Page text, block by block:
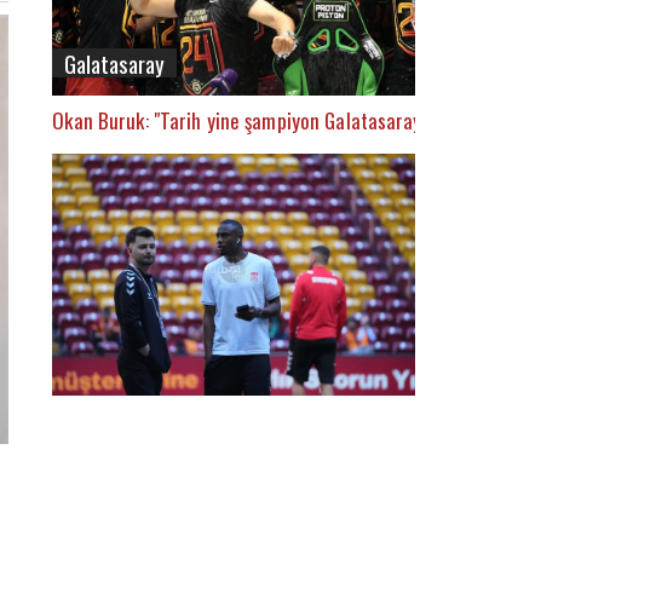
Galatasaray
Okan Buruk: "Tarih yine şampiyon Galatasaray’ı yazacak"